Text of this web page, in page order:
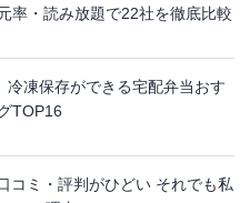
率・読み放題で22社を徹底比較
冷凍保存ができる宅配弁当おす
TOP16
コミ・評判がひどい それでも私